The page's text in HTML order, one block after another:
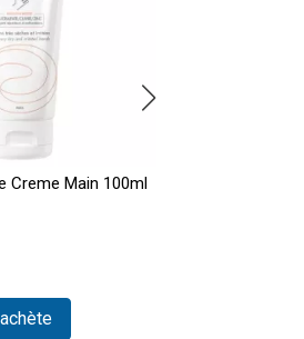
Creme Main 100ml